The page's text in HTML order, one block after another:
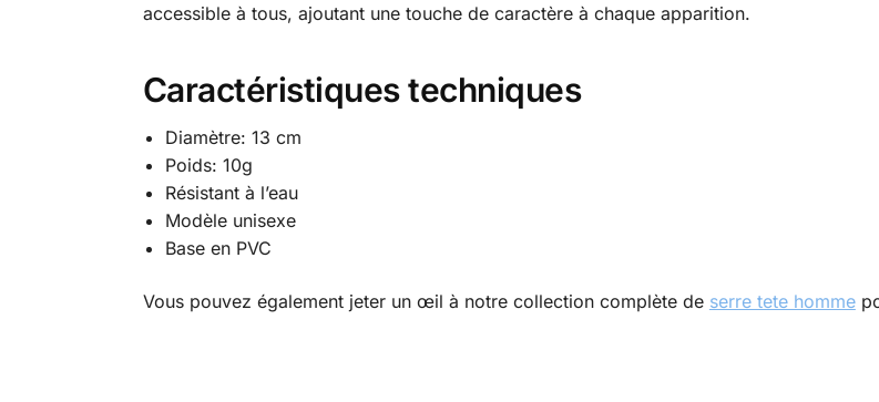
accessible à tous, ajoutant une touche de caractère à chaque apparition.
Caractéristiques techniques
Diamètre: 13 cm
Poids: 10g
Résistant à l’eau
Modèle unisexe
Base en PVC
Vous pouvez également jeter un œil à notre collection complète de serre tete homme